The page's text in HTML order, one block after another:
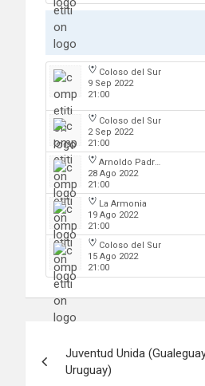
Coloso del Sur
9 Sep 2022
21:00
Coloso del Sur
2 Sep 2022
21:00
Arnoldo Padre Lobbosco
28 Ago 2022
21:00
La Armonia
19 Ago 2022
21:00
Coloso del Sur
15 Ago 2022
21:00
de
Juventud Unida
Uruguay)